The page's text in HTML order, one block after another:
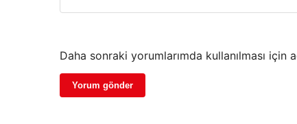
Daha sonraki yorumlarımda kullanılması